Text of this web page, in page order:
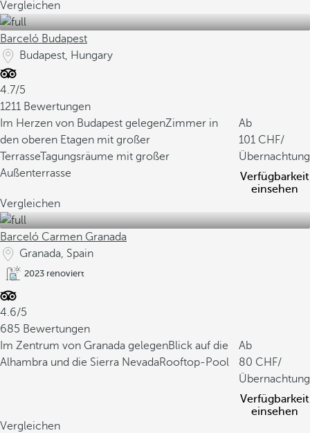
Vergleichen
Barceló Budapest
Budapest, Hungary
4.7/5
1211 Bewertungen
Im Herzen von Budapest gelegenZimmer in
den oberen Etagen mit großer
TerrasseTagungsräume mit großer
Außenterrasse
Ab
101
/
Übernachtung
Verfügbarkeit
einsehen
Vergleichen
Barceló Carmen Granada
Granada, Spain
2023 renoviert
4.6/5
685 Bewertungen
Im Zentrum von Granada gelegenBlick auf die
Alhambra und die Sierra NevadaRooftop-Pool
Ab
80
/
Übernachtung
Verfügbarkeit
einsehen
Vergleichen